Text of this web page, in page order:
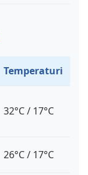
Temperaturi
32°C / 17°C
26°C / 17°C